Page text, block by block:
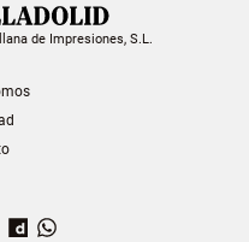
de Impresiones, S.L.
YouTubeDailymotion